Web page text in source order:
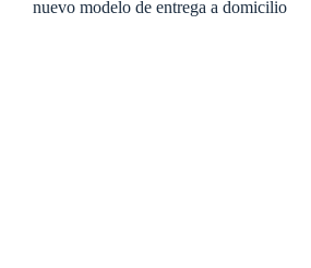
nuevo modelo de entrega a domicilio